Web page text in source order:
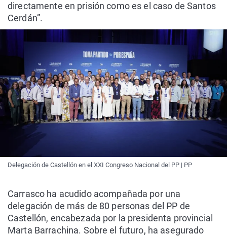
directamente en prisión como es el caso de Santos
Cerdán”.
Delegación de Castellón en el XXI Congreso Nacional del PP | PP
Carrasco ha acudido acompañada por una
delegación de más de 80 personas del PP de
Castellón, encabezada por la presidenta provincial
Marta Barrachina. Sobre el futuro, ha asegurado